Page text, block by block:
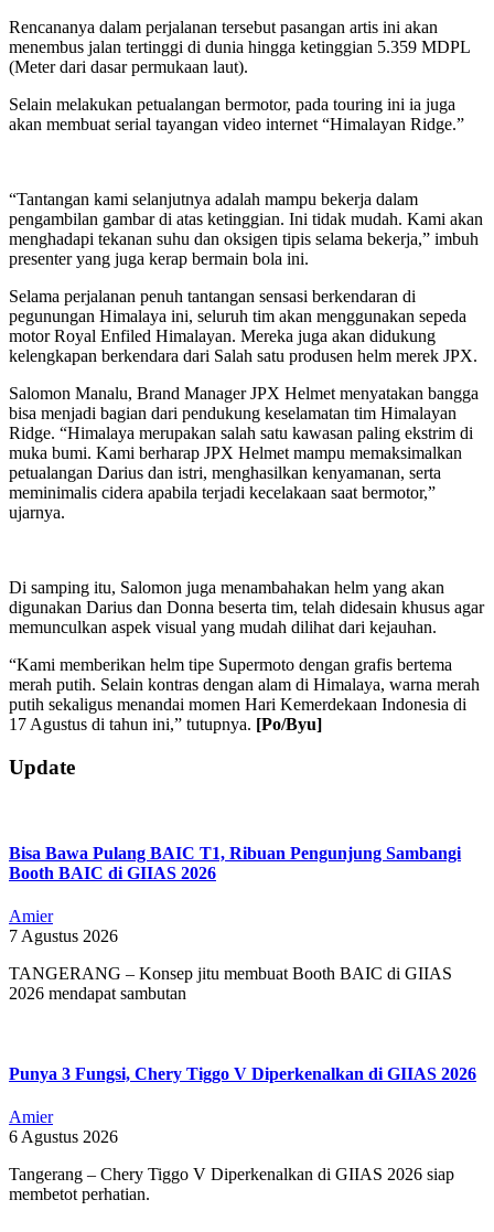
Rencananya dalam perjalanan tersebut pasangan artis ini akan
menembus jalan tertinggi di dunia hingga ketinggian 5.359 MDPL
(Meter dari dasar permukaan laut).
Selain melakukan petualangan bermotor, pada touring ini ia juga
akan membuat serial tayangan video internet “Himalayan Ridge.”
“Tantangan kami selanjutnya adalah mampu bekerja dalam
pengambilan gambar di atas ketinggian. Ini tidak mudah. Kami akan
menghadapi tekanan suhu dan oksigen tipis selama bekerja,” imbuh
presenter yang juga kerap bermain bola ini.
Selama perjalanan penuh tantangan sensasi berkendaran di
pegunungan Himalaya ini, seluruh tim akan menggunakan sepeda
motor Royal Enfiled Himalayan. Mereka juga akan didukung
kelengkapan berkendara dari Salah satu produsen helm merek JPX.
Salomon Manalu, Brand Manager JPX Helmet menyatakan bangga
bisa menjadi bagian dari pendukung keselamatan tim Himalayan
Ridge. “Himalaya merupakan salah satu kawasan paling ekstrim di
muka bumi. Kami berharap JPX Helmet mampu memaksimalkan
petualangan Darius dan istri, menghasilkan kenyamanan, serta
meminimalis cidera apabila terjadi kecelakaan saat bermotor,”
ujarnya.
Di samping itu, Salomon juga menambahakan helm yang akan
digunakan Darius dan Donna beserta tim, telah didesain khusus agar
memunculkan aspek visual yang mudah dilihat dari kejauhan.
“Kami memberikan helm tipe Supermoto dengan grafis bertema
merah putih. Selain kontras dengan alam di Himalaya, warna merah
putih sekaligus menandai momen Hari Kemerdekaan Indonesia di
17 Agustus di tahun ini,” tutupnya. [Po/Byu]
2019-
07-
Update
Bisa Bawa Pulang BAIC T1, Ribuan Pengunjung Sambangi
Booth BAIC di GIIAS 2026
Amier
7 Agustus 2026
TANGERANG – Konsep jitu membuat Booth BAIC di GIIAS
2026 mendapat sambutan
Punya 3 Fungsi, Chery Tiggo V Diperkenalkan di GIIAS 2026
Amier
6 Agustus 2026
Tangerang – Chery Tiggo V Diperkenalkan di GIIAS 2026 siap
membetot perhatian.